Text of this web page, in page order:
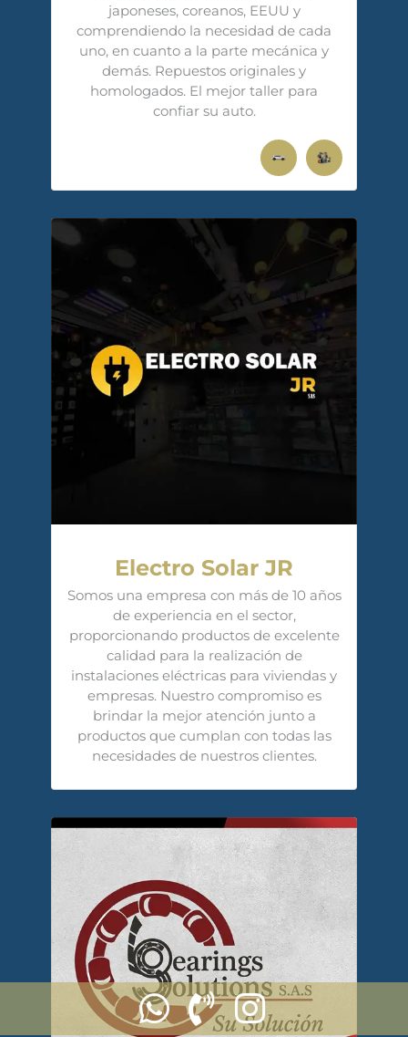
japoneses, coreanos, EEUU y
comprendiendo la necesidad de cada
uno, en cuanto a la parte mecánica y
demás. Repuestos originales y
homologados. El mejor taller para
confiar su auto.
Electro Solar JR
Somos una empresa con más de 10 años
de experiencia en el sector,
proporcionando productos de excelente
calidad para la realización de
instalaciones eléctricas para viviendas y
empresas. Nuestro compromiso es
brindar la mejor atención junto a
productos que cumplan con todas las
necesidades de nuestros clientes.